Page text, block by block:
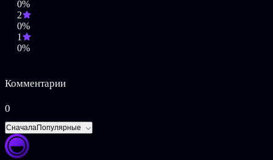
0%
2
0%
1
0%
Комментарии
0
СначалаПопулярные